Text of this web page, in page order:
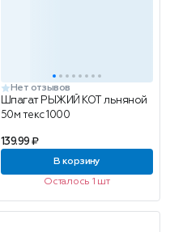
Нет отзывов
Шпагат РЫЖИЙ КОТ льняной
50м текс 1000
139.99 ₽
В корзину
Осталось 1 шт